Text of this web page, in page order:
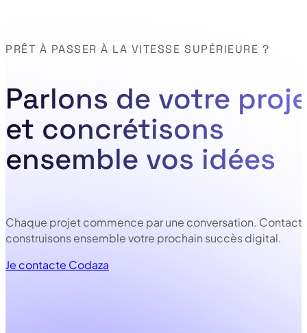
Parlons de votre
et concrétisons
ensemble vos idées
PRÊT À PASSER À LA VITESSE SUPÉRIEURE ?
Chaque projet commence par une conversation.
construisons ensemble votre prochain succès digital.
Je contacte Codaza